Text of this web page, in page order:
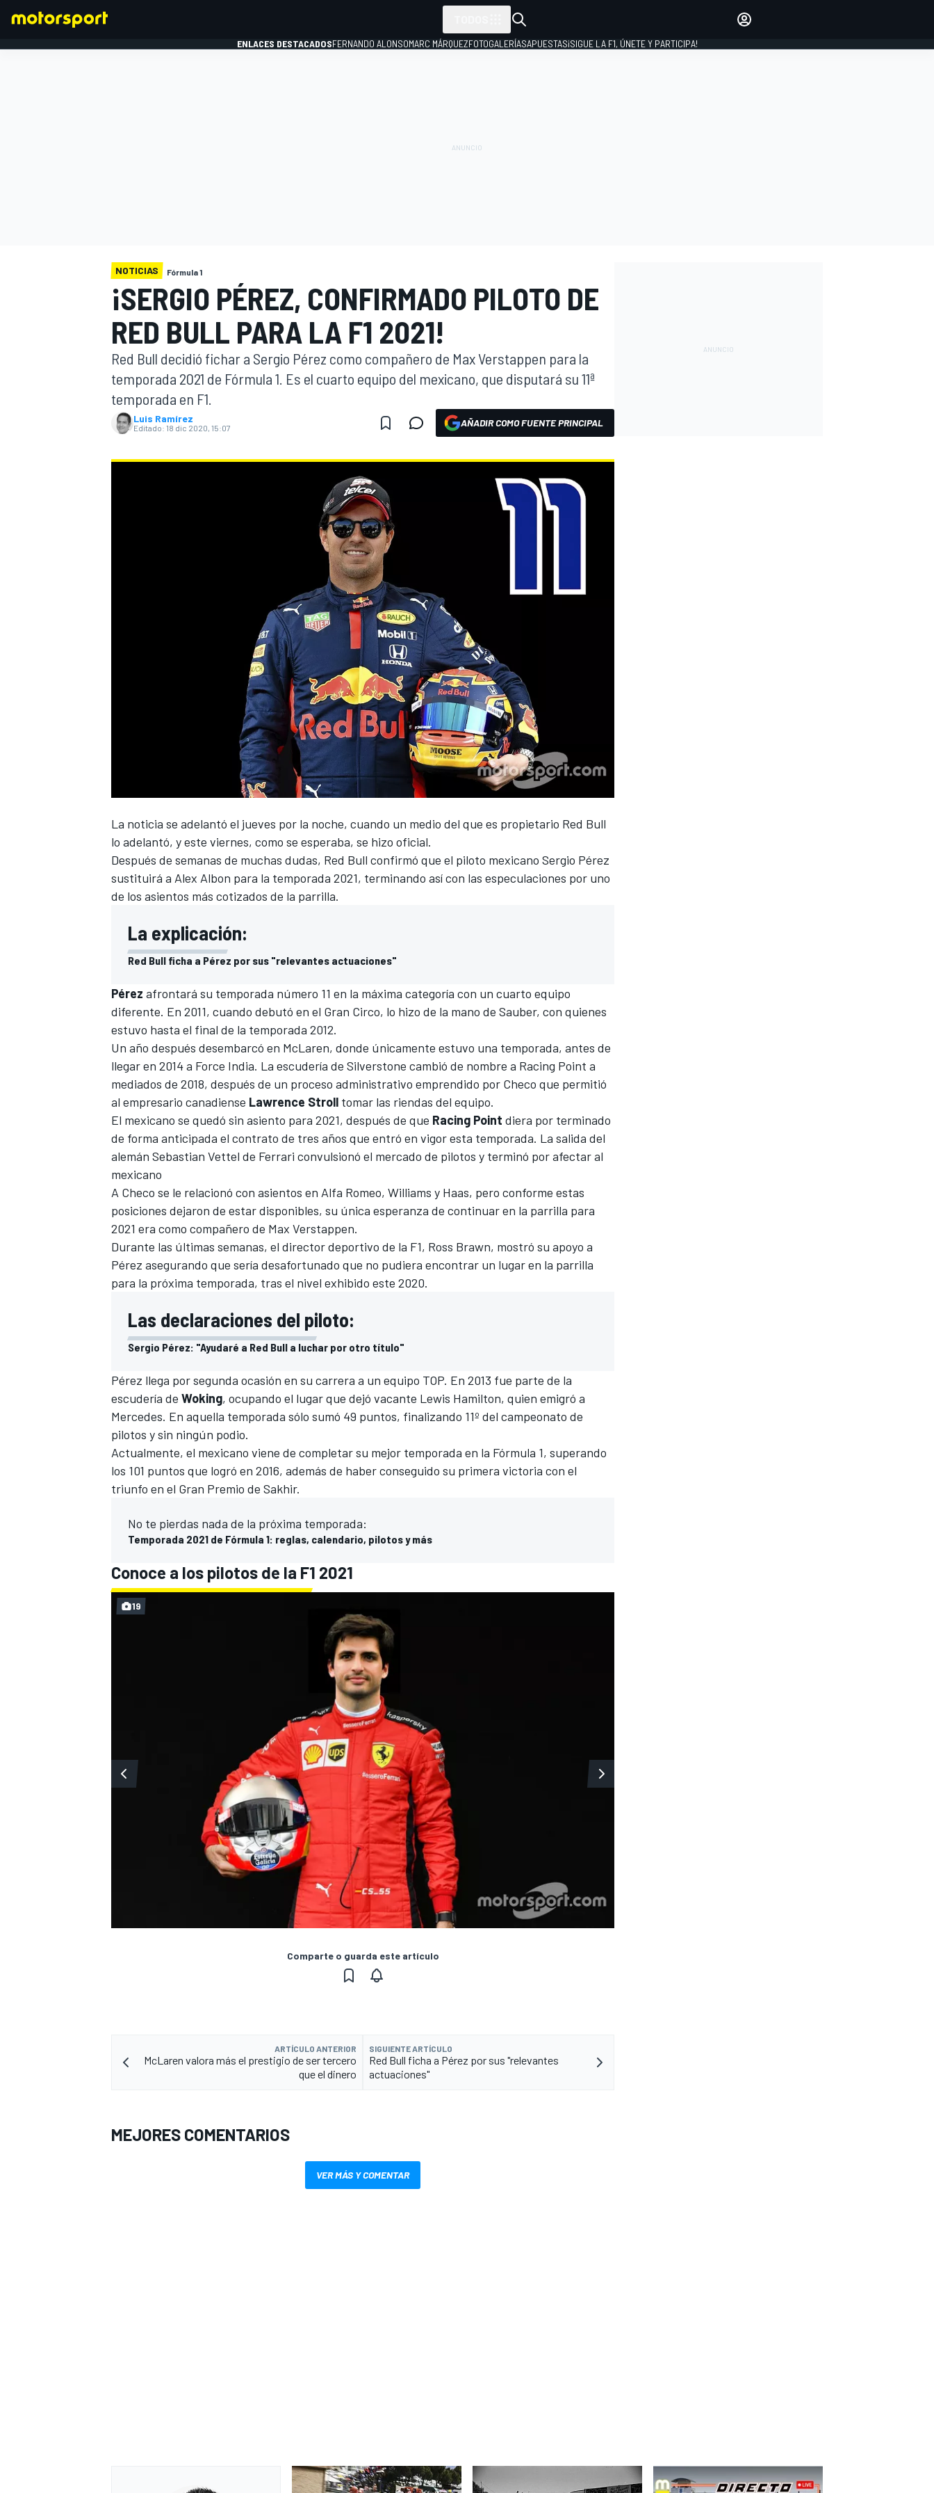
MÁS CATEGORÍAS
ENLACES DESTACADOSFERNANDO ALONSOMARC MÁRQUEZFOTOGALERÍASAPUESTAS¡SIGUE LA F1, ÚNETE Y PARTICIPA!
NOTICIAS Fórmula 1
¡SERGIO PÉREZ, CONFIRMADO PILOTO DE
RED BULL PARA LA F1 2021!
Red Bull decidió fichar a Sergio Pérez como compañero de Max Verstappen para la
temporada 2021 de Fórmula 1. Es el cuarto equipo del mexicano, que disputará su 11ª
temporada en F1.
Luis Ramírez
Editado: 18 dic 2020, 15:07 AÑADIR COMO FUENTE PRINCIPAL
La noticia se adelantó el jueves por la noche, cuando un medio del que es propietario Red Bull
lo adelantó, y este viernes, como se esperaba, se hizo oficial.
Después de semanas de muchas dudas, Red Bull confirmó que el piloto mexicano Sergio Pérez
sustituirá a Alex Albon para la temporada 2021, terminando así con las especulaciones por uno
de los asientos más cotizados de la parrilla.
La explicación:
Red Bull ficha a Pérez por sus "relevantes actuaciones"
Pérez afrontará su temporada número 11 en la máxima categoría con un cuarto equipo
diferente. En 2011, cuando debutó en el Gran Circo, lo hizo de la mano de Sauber, con quienes
estuvo hasta el final de la temporada 2012.
Un año después desembarcó en McLaren, donde únicamente estuvo una temporada, antes de
llegar en 2014 a Force India. La escudería de Silverstone cambió de nombre a Racing Point a
mediados de 2018, después de un proceso administrativo emprendido por Checo que permitió
al empresario canadiense Lawrence Stroll tomar las riendas del equipo.
El mexicano se quedó sin asiento para 2021, después de que Racing Point diera por terminado
de forma anticipada el contrato de tres años que entró en vigor esta temporada. La salida del
alemán Sebastian Vettel de Ferrari convulsionó el mercado de pilotos y terminó por afectar al
mexicano
A Checo se le relacionó con asientos en Alfa Romeo, Williams y Haas, pero conforme estas
posiciones dejaron de estar disponibles, su única esperanza de continuar en la parrilla para
2021 era como compañero de Max Verstappen.
Durante las últimas semanas, el director deportivo de la F1, Ross Brawn, mostró su apoyo a
Pérez asegurando que sería desafortunado que no pudiera encontrar un lugar en la parrilla
para la próxima temporada, tras el nivel exhibido este 2020.
Las declaraciones del piloto:
Sergio Pérez: "Ayudaré a Red Bull a luchar por otro título"
Pérez llega por segunda ocasión en su carrera a un equipo TOP. En 2013 fue parte de la
escudería de Woking, ocupando el lugar que dejó vacante Lewis Hamilton, quien emigró a
Mercedes. En aquella temporada sólo sumó 49 puntos, finalizando 11º del campeonato de
pilotos y sin ningún podio.
Actualmente, el mexicano viene de completar su mejor temporada en la Fórmula 1, superando
los 101 puntos que logró en 2016, además de haber conseguido su primera victoria con el
triunfo en el Gran Premio de Sakhir.
No te pierdas nada de la próxima temporada:
Temporada 2021 de Fórmula 1: reglas, calendario, pilotos y más
Conoce a los pilotos de la F1 2021
19
Comparte o guarda este artículo
ARTÍCULO ANTERIOR
McLaren valora más el prestigio de ser tercero
que el dinero
SIGUIENTE ARTÍCULO
Red Bull ficha a Pérez por sus "relevantes
actuaciones"
MEJORES COMENTARIOS
VER MÁS Y COMENTAR